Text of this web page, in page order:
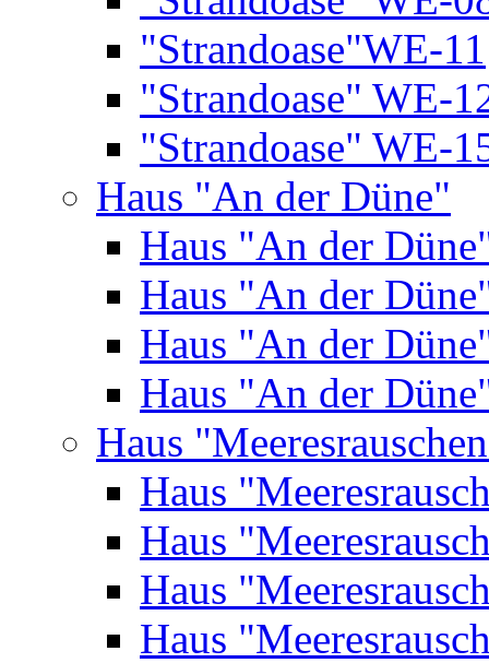
"Strandoase"WE-11
"Strandoase" WE-
"Strandoase" WE-
Haus "An der Düne"
Haus "An der
Haus "An der
Haus "An der
Haus "An der
Haus
Haus
Haus
Haus
Haus